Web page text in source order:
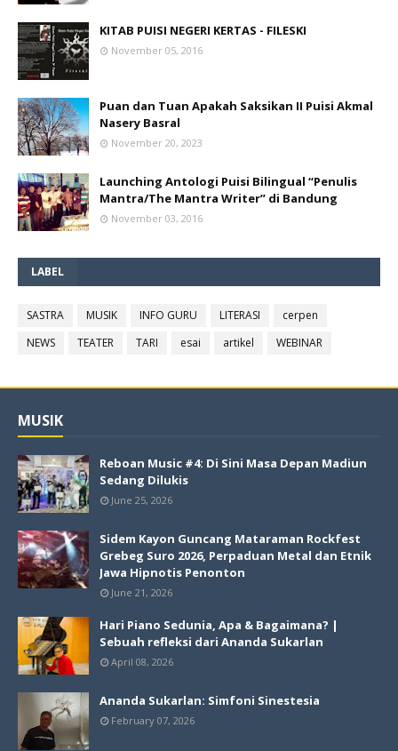
KITAB PUISI NEGERI KERTAS - FILESKI
November 05, 2016
Puan dan Tuan Apakah Saksikan II Puisi Akmal
Nasery Basral
November 20, 2023
Launching Antologi Puisi Bilingual “Penulis
Mantra/The Mantra Writer” di Bandung
November 03, 2016
LABEL
SASTRA MUSIK INFO GURU LITERASI
cerpen
NEWS
TEATER TARI esai artikel WEBINAR
MUSIK
Reboan Music #4: Di Sini Masa Depan Madiun
Sedang Dilukis
June 25, 2026
Sidem Kayon Guncang Mataraman Rockfest
Grebeg Suro 2026, Perpaduan Metal dan Etnik
Jawa Hipnotis Penonton
June 21, 2026
Hari Piano Sedunia, Apa & Bagaimana? |
Sebuah refleksi dari Ananda Sukarlan
April 08, 2026
Ananda Sukarlan: Simfoni Sinestesia
February 07, 2026